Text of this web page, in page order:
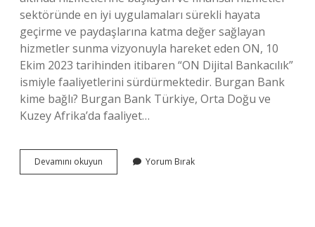
sektöründe en iyi uygulamaları sürekli hayata
geçirme ve paydaşlarına katma değer sağlayan
hizmetler sunma vizyonuyla hareket eden ON, 10
Ekim 2023 tarihinden itibaren “ON Dijital Bankacılık”
ismiyle faaliyetlerini sürdürmektedir. Burgan Bank
kime bağlı? Burgan Bank Türkiye, Orta Doğu ve
Kuzey Afrika’da faaliyet…
Devamını okuyun
Bank
Yorum Bırak